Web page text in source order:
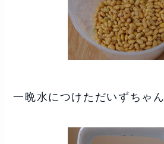
一晩水につけただいずちゃん